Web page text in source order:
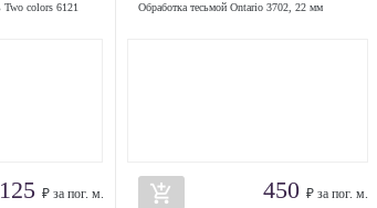
Two colors 6121
125 ₽ за пог. м.
Обработка тесьмой Ontario 3702, 22 мм
add_shopping_cart 450₽ за пог. м.